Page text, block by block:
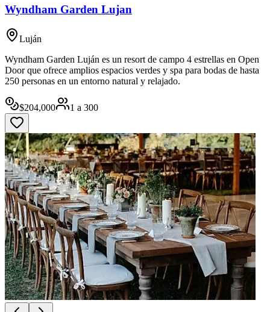
Wyndham Garden Lujan
Luján
Wyndham Garden Luján es un resort de campo 4 estrellas en Open
Door que ofrece amplios espacios verdes y spa para bodas de hasta
250 personas en un entorno natural y relajado.
$204,000 1 a 300